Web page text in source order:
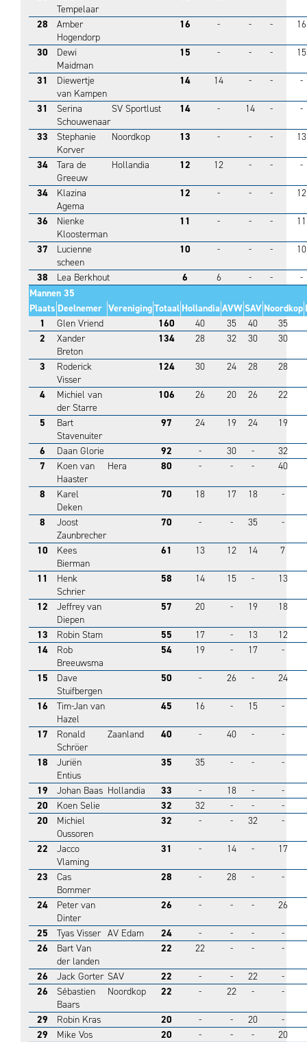
Tempelaar
28
Amber
Hogendorp
16 - - - 16
30
Dewi
Maidman
15 - - - 15
31
Diewertje
van Kampen
14 14 - - -
31
Serina
Schouwenaar
SV Sportlust 14 - 14 - -
33
Stephanie
Korver
Noordkop 13 - - - 13
34
Tara de
Greeuw
Hollandia 12 12 - - -
34
Klazina
Agema
12 - - - 12
36
Nienke
Kloosterman
11 - - - 11
37
Lucienne
scheen
10 - - - 10
38 Lea Berkhout 6 6 - -
-
Mannen 35
Plaats Deelnemer VerenigingTotaal Hollandia AVWSAV Noordkop
1
Glen Vriend 160 40 35 40
35
2
Xander
Breton
134 28 32 30 30
3
Roderick
Visser
124 30 24 28 28
4
Michiel van
der Starre
106 26 20 26 22
5
Bart
Stavenuiter
97 24 19 24 19
6 Daan Glorie 92 - 30 -
32
7
Koen van
Haaster
Hera 80 - - - 40
8
Karel
Deken
70 18 17 18 -
8
Joost
Zaunbrecher
70 - - 35 -
10
Kees
Bierman
61 13 12 14 7
11
Henk
Schrier
58 14 15 - 13
12
Jeffrey van
Diepen
57 20 - 19 18
13 Robin Stam 55 17 - 13
12
14
Rob
Breeuwsma
54 19 - 17 -
15
Dave
Stuifbergen
50 - 26 - 24
16
Tim-Jan van
Hazel
45 16 - 15 -
17
Ronald
Schröer
Zaanland 40 - 40 - -
18
Juriën
Entius
35 35 - - -
19 Johan Baas Hollandia 33 - 18 -
-
20
Koen Selie 32 32 - -
-
20
Michiel
Oussoren
32 - - 32 -
22
Jacco
Vlaming
31 - 14 - 17
23
Cas
Bommer
28 - 28 - -
24
Peter van
Dinter
26 - - - 26
25 Tyas Visser AV Edam 24 - - -
-
26
Bart Van
der landen
22 22 - - -
26 Jack Gorter SAV 22 - - 22
-
26
Sébastien
Baars
Noordkop 22 - 22 - -
29 Robin Kras 20 - - 20
-
29
Mike Vos 20 - - -
20